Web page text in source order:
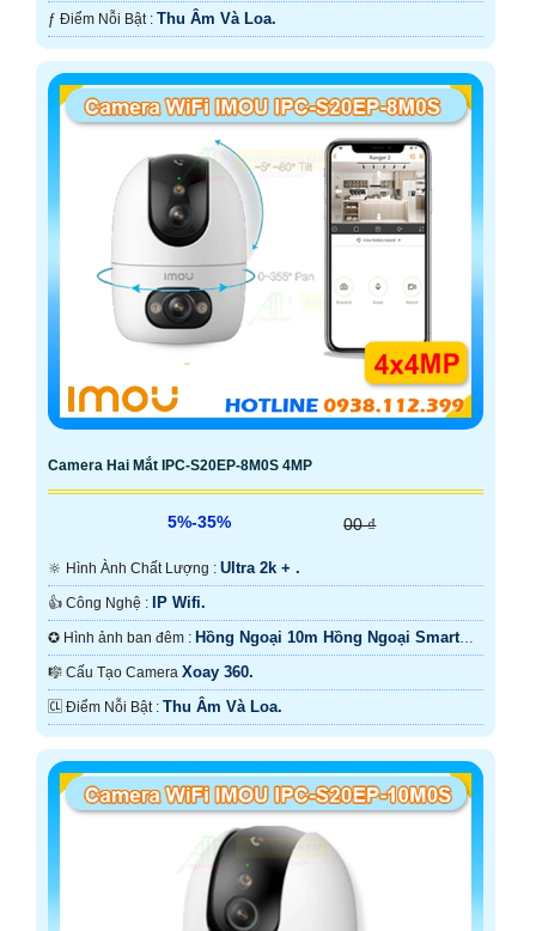
️ƒ Điểm Nỗi Bật : Thu Âm Và Loa.
Camera Hai Mắt IPC-S20EP-8M0S 4MP
5%-35% 00 ₫
🔆 Hình Ành Chất Lượng : Ultra 2k + .
👍 Công Nghệ : IP Wifi.
✪ Hình ảnh ban đêm : Hồng Ngoại 10m Hồng Ngoại Smart
IR.🎼️ Cấu Tạo Camera Xoay 360.
️🆑 Điểm Nỗi Bật : Thu Âm Và Loa.